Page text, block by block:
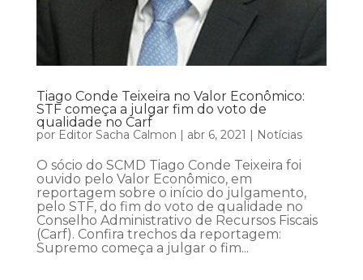
Tiago Conde Teixeira no Valor Econômico:
STF começa a julgar fim do voto de
qualidade no Carf
por Editor Sacha Calmon | abr 6, 2021 | Notícias
O sócio do SCMD Tiago Conde Teixeira foi
ouvido pelo Valor Econômico, em
reportagem sobre o início do julgamento,
pelo STF, do fim do voto de qualidade no
Conselho Administrativo de Recursos Fiscais
(Carf). Confira trechos da reportagem:
Supremo começa a julgar o fim...